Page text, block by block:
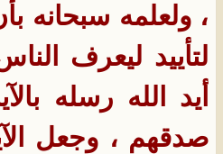
، ولعلمه سبحانه
لتأييد ليعرف
أيد الله رسله
صدقهم ، وجعل